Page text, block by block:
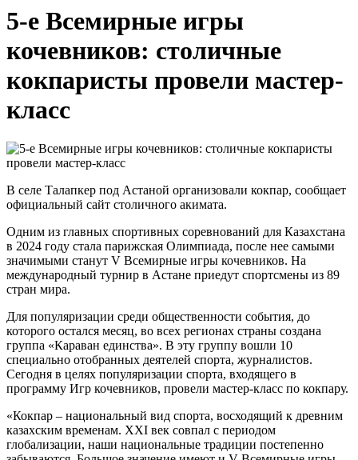
5-е Всемирные игры
кочевников: столичные
кокпаристы провели мастер-
класс
В селе Талапкер под Астаной организовали кокпар, сообщает
официальный сайт столичного акимата.
Одним из главных спортивных соревнований для Казахстана
в 2024 году стала парижская Олимпиада, после нее самыми
значимыми станут V Всемирные игры кочевников. На
международный турнир в Астане приедут спортсмены из 89
стран мира.
Для популяризации среди общественности события, до
которого остался месяц, во всех регионах страны создана
группа «Караван единства». В эту группу вошли 10
специально отобранных деятелей спорта, журналистов.
Сегодня в целях популяризации спорта, входящего в
программу Игр кочевников, провели мастер-класс по кокпару.
«Кокпар – национальный вид спорта, восходящий к древним
казахским временам. XXI век совпал с периодом
глобализации, наши национальные традиции постепенно